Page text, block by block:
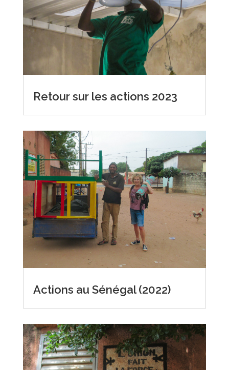
Retour sur les actions 2023
Actions au Sénégal (2022)